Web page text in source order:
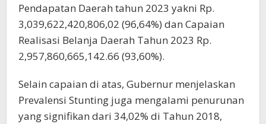
Pendapatan Daerah tahun 2023 yakni Rp.
3,039,622,420,806,02 (96,64%) dan Capaian
Realisasi Belanja Daerah Tahun 2023 Rp.
2,957,860,665,142.66 (93,60%).
Selain capaian di atas, Gubernur menjelaskan
Prevalensi Stunting juga mengalami penurunan
yang signifikan dari 34,02% di Tahun 2018,